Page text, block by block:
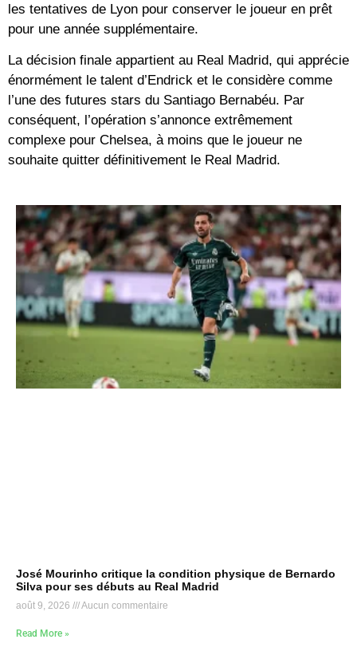
les tentatives de Lyon pour conserver le joueur en prêt
pour une année supplémentaire.
La décision finale appartient au Real Madrid, qui apprécie
énormément le talent d’Endrick et le considère comme
l’une des futures stars du Santiago Bernabéu. Par
conséquent, l’opération s’annonce extrêmement
complexe pour Chelsea, à moins que le joueur ne
souhaite quitter définitivement le Real Madrid.
José Mourinho critique la condition physique de Bernardo
Silva pour ses débuts au Real Madrid
août 9, 2026 Aucun commentaire
Read More »